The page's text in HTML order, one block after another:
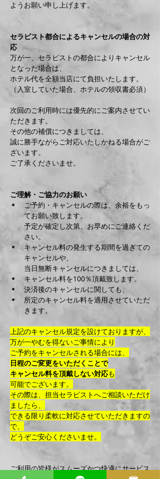
ようお願い申し上げます。
セラピスト都合によるキャンセルの場合の対
応
万が一、セラピストの都合によりキャンセル
となった場合は、
ホテル代を全額当店にて負担いたします。
（入室していた場合、ホテルの領収書必須）
次回のご利用時には優先的にご案内させてい
ただきます。
その他の補償につきましては、
誠に勝手ながらご対応いたしかねる場合がご
ざいます。
ご了承くださいませ。
ご理解・ご協力のお願い
ご予約・キャンセルの際は、余裕をもっ
てお願い致します。
予定が確定し次第、お早めにご連絡くだ
さい。
キャンセル料の発生する期間を過ぎての
キャンセルや、
当日無断キャンセルにつきましては、
キャンセル料を100％頂戴致します。
決済後のキャンセルに関しても、
所定のキャンセル料を適用させていただ
きます。
上記のキャンセル規定を設けておりますが、
万が一やむを得ないご事情により
ご予約をキャンセルされる場合には、
日程のご変更をいただくことで
キャンセル料を頂戴しない対応も
可能でございます。
その際は、担当セラピストへご相談いただけ
ましたら、
できる限り柔軟に対応させていただきますの
で、
どうぞご安心くださいませ。
ご利用の皆様がスムーズかつ快適にサービス